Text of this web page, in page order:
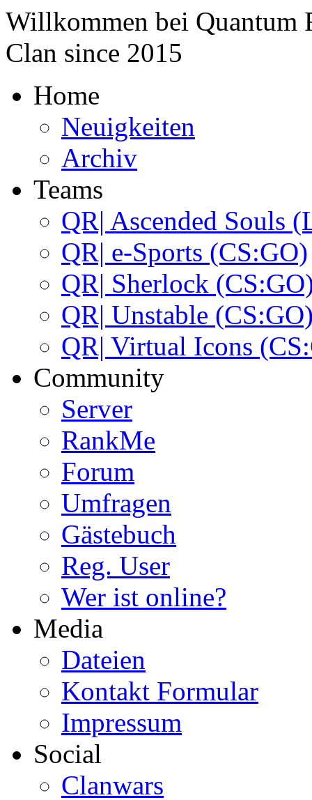
Willkommen bei Quantum
Clan since 2015
Home
Neuigkeiten
Archiv
Teams
QR| Ascended Souls
QR| e-Sports (CS:GO)
QR| Sherlock
QR| Unstable
QR| Virtual Icons
Community
Server
RankMe
Forum
Umfragen
Gästebuch
Reg. User
Wer ist online?
Media
Dateien
Kontakt Formular
Impressum
Social
Clanwars